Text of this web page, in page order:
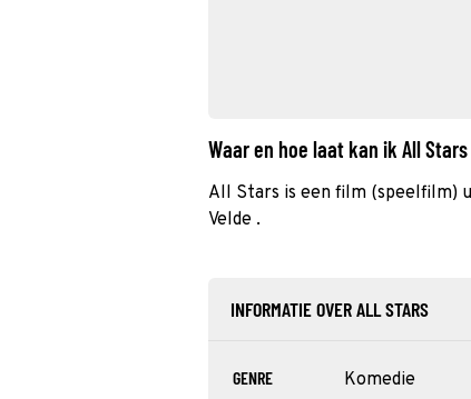
Waar en hoe laat kan ik All
All Stars is een film (speelfilm)
Velde .
INFORMATIE OVER ALL STARS
GENRE Komedie